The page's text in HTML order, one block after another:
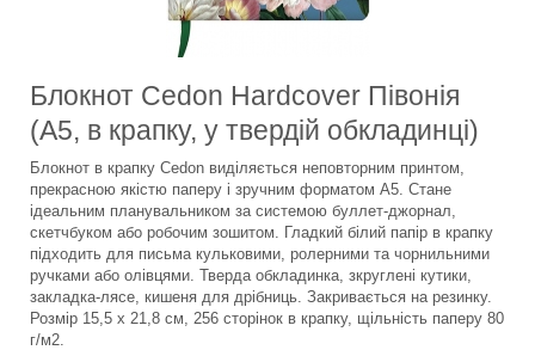
Блокнот Cedon Hardcover Півонія
(A5, в крапку, у твердій обкладинці)
Блокнот в крапку Cedon виділяється неповторним принтом,
прекрасною якістю паперу і зручним форматом А5. Стане
ідеальним планувальником за системою буллет-джорнал,
скетчбуком або робочим зошитом. Гладкий білий папір в крапку
підходить для письма кульковими, ролерними та чорнильними
ручками або олівцями. Тверда обкладинка, зкруглені кутики,
закладка-лясе, кишеня для дрібниць. Закривається на резинку.
Розмір 15,5 х 21,8 см, 256 сторінок в крапку, щільність паперу 80
г/м2.